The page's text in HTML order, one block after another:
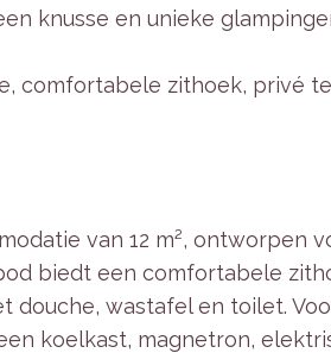
knusse en unieke
comfortabele zithoek, privé
van 12 m², ontworpen
biedt een comfortabele
wastafel en toilet.
koelkast, magnetron,